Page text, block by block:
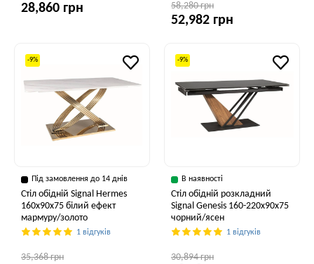
28,860 грн 58,280 грн
52,982 грн
-9%
Під замовлення до 14 днів
Стіл обідній Signal Hermes
160x90x75 білий ефект
мармуру/золото
1 відгуків
35,368 грн
-9%
В наявності
Стіл обідній розкладний
Signal Genesis 160-220x90x75
чорний/ясен
1 відгуків
30,894 грн